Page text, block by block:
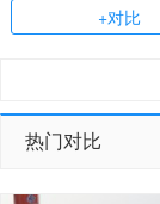
+对比
热门对比